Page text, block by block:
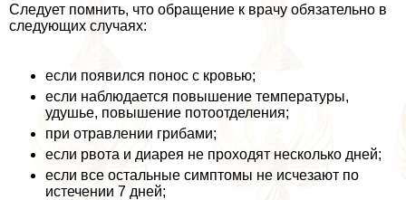
Следует помнить, что обращение к врачу обязательно в
следующих случаях:
если появился понос с кровью;
если наблюдается повышение температуры,
удушье, повышение потоотделения;
при отравлении грибами;
если рвота и диарея не проходят несколько дней;
если все остальные симптомы не исчезают по
истечении 7 дней;